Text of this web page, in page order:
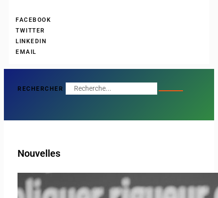
FACEBOOK
TWITTER
LINKEDIN
EMAIL
RECHERCHER
Nouvelles